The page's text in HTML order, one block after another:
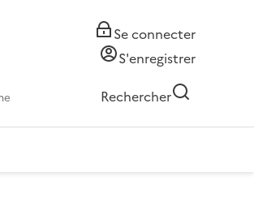
Se connecter
S'enregistrer
Rechercher